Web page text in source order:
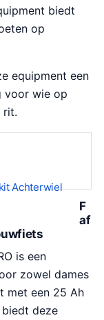
biedt
op
equipment een
voor wie op
rit.
Achterwiel
F
af
is een
zowel dames
met een 25 Ah
deze